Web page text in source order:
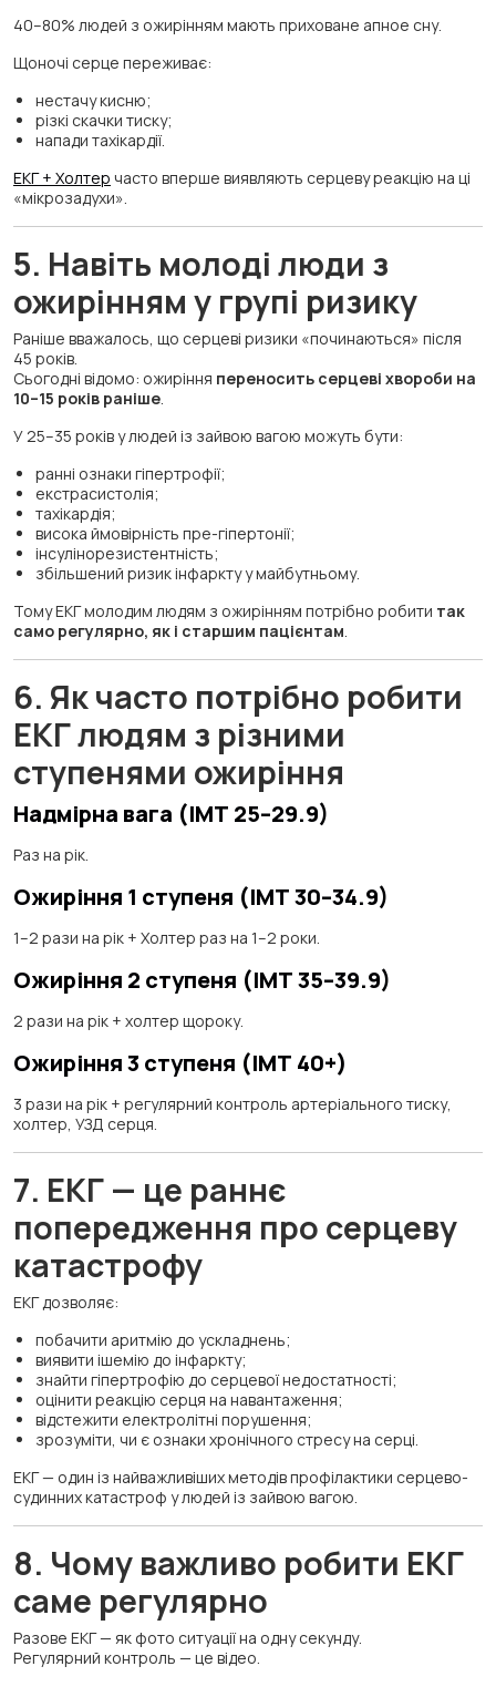
40–80% людей з ожирінням мають приховане апное сну.
Щоночі серце переживає:
нестачу кисню;
різкі скачки тиску;
напади тахікардії.
ЕКГ + Холтер часто вперше виявляють серцеву реакцію на ці
«мікрозадухи».
5. Навіть молоді люди з
ожирінням у групі ризику
Раніше вважалось, що серцеві ризики «починаються» після
45 років.
Сьогодні відомо: ожиріння переносить серцеві хвороби на
10–15 років раніше
У 25–35 років у людей із зайвою вагою можуть бути:
ранні ознаки гіпертрофії;
екстрасистолія;
тахікардія;
висока ймовірність пре-гіпертонії;
інсулінорезистентність;
збільшений ризик інфаркту у майбутньому.
Тому ЕКГ молодим людям з ожирінням потрібно робити так
само регулярно, як і старшим пацієнтам
6. Як часто потрібно робити
ЕКГ людям з різними
ступенями ожиріння
Надмірна вага (ІМТ 25–29.9)
Раз на рік.
Ожиріння 1 ступеня (ІМТ 30–34.9)
1–2 рази на рік + Холтер раз на 1–2 роки.
Ожиріння 2 ступеня (ІМТ 35–39.9)
2 рази на рік + холтер щороку.
Ожиріння 3 ступеня (ІМТ 40+)
3 рази на рік + регулярний контроль артеріального тиску,
холтер, УЗД серця.
7. ЕКГ — це раннє
попередження про серцеву
катастрофу
ЕКГ дозволяє:
побачити аритмію до ускладнень;
виявити ішемію до інфаркту;
знайти гіпертрофію до серцевої недостатності;
оцінити реакцію серця на навантаження;
відстежити електролітні порушення;
зрозуміти, чи є ознаки хронічного стресу на серці.
ЕКГ — один із найважливіших методів профілактики серцево-
судинних катастроф у людей із зайвою вагою.
8. Чому важливо робити ЕКГ
саме регулярно
Разове ЕКГ — як фото ситуації на одну секунду.
Регулярний контроль — це відео.